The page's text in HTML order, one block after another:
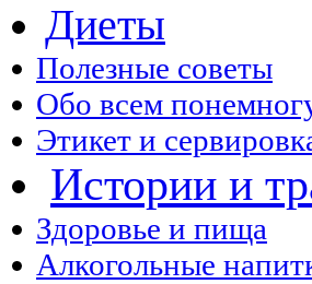
Диеты
Полезные советы
Обо всем
Этикет и
Истории и
Здоровье и пища
Алкогольные